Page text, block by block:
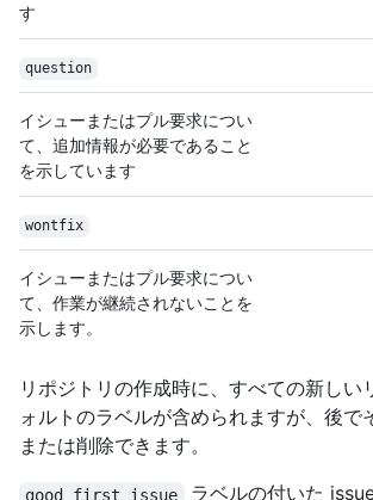
す
question
イシューまたはプル要求につい
て、追加情報が必要であること
を示しています
wontfix
イシューまたはプル要求につい
て、作業が継続されないことを
示します。
リポジトリの作成時に、すべての新しい
ォルトのラベルが含められますが、後で
または削除できます。
good first issue
ラベルの付いた